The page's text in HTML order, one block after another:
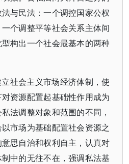
与民法：一个调控国家公权
个调整平等社会关系主体间
构出一个社会最基本的两种
社会主义市场经济体制，使
资源配置起基础性作用成为
法调整对象和范围的不同，
市场为基础配置社会资源之
思自治和权利自主，认真对
中的无往不在，强调私法基